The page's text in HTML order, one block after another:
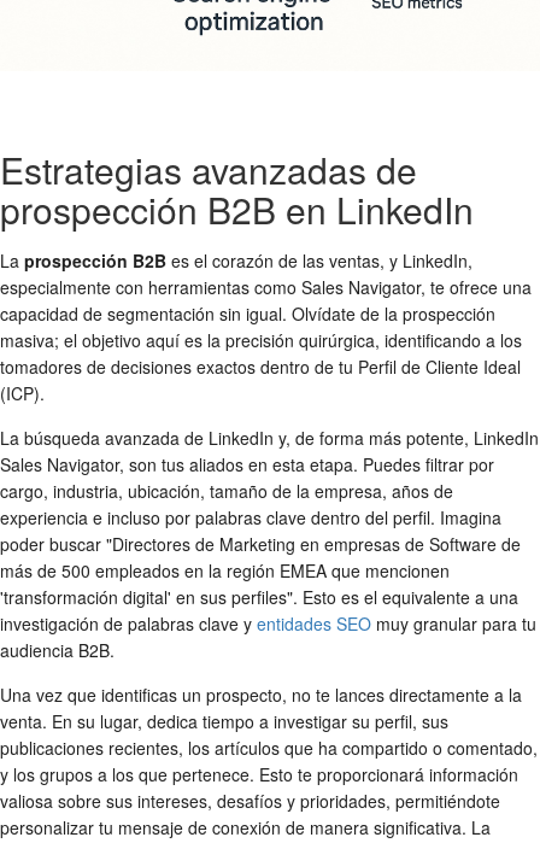
Estrategias avanzadas de
prospección B2B en LinkedIn
La prospección B2B es el corazón de las ventas, y LinkedIn,
especialmente con herramientas como Sales Navigator, te ofrece una
capacidad de segmentación sin igual. Olvídate de la prospección
masiva; el objetivo aquí es la precisión quirúrgica, identificando a los
tomadores de decisiones exactos dentro de tu Perfil de Cliente Ideal
(ICP).
La búsqueda avanzada de LinkedIn y, de forma más potente, LinkedIn
Sales Navigator, son tus aliados en esta etapa. Puedes filtrar por
cargo, industria, ubicación, tamaño de la empresa, años de
experiencia e incluso por palabras clave dentro del perfil. Imagina
poder buscar "Directores de Marketing en empresas de Software de
más de 500 empleados en la región EMEA que mencionen
'transformación digital' en sus perfiles". Esto es el equivalente a una
investigación de palabras clave y entidades SEO muy granular para tu
audiencia B2B.
Una vez que identificas un prospecto, no te lances directamente a la
venta. En su lugar, dedica tiempo a investigar su perfil, sus
publicaciones recientes, los artículos que ha compartido o comentado,
y los grupos a los que pertenece. Esto te proporcionará información
valiosa sobre sus intereses, desafíos y prioridades, permitiéndote
personalizar tu mensaje de conexión de manera significativa. La